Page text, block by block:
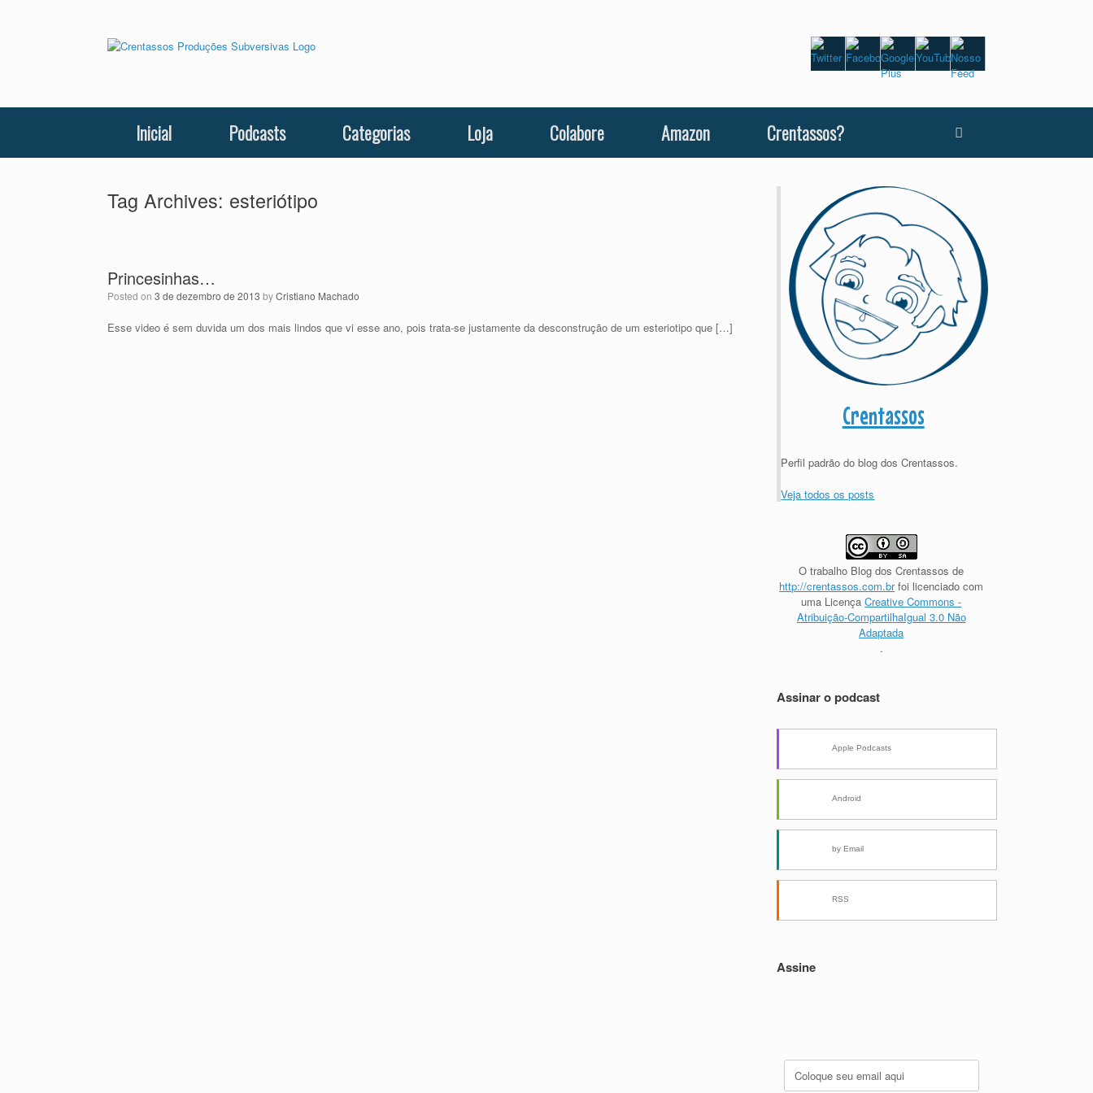
Inicial Podcasts Categorias Loja Colabore Amazon Crentassos?
Tag Archives: esteriótipo
Princesinhas…
Posted on 3 de dezembro de 2013 byCristiano Machado
Esse video é sem duvida um dos mais lindos que vi esse ano, pois trata-se justamente da desconstrução de um esteriotipo que […]
Crentassos
Perfil padrão do blog dos Crentassos.
Veja todos os posts
O trabalho Blog dos Crentassos de
http://crentassos.com.brfoi licenciado com
uma LicençaCreative Commons -
Atribuição-CompartilhaIgual 3.0 Não
Adaptada
.
Assinar o podcast
Apple Podcasts
Android
by Email
RSS
Assine